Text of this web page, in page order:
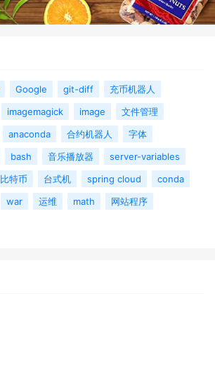
Google git-diff
充币机器人
imagemagick image
文件管理
anaconda 合约机器人
字体
bash 音乐播放器
server-variables
比特币 台式机 spring cloud
conda
war 运维 math
网站程序